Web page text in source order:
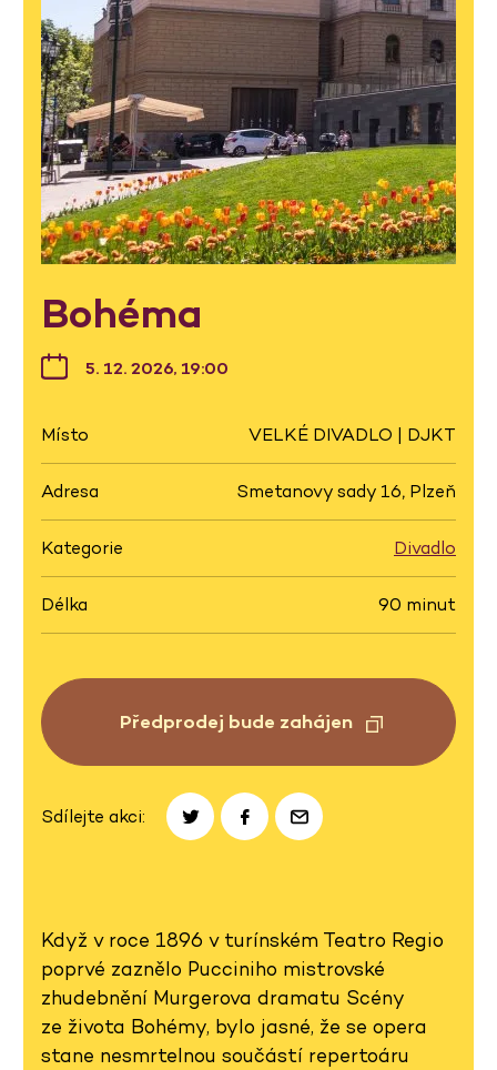
Bohéma
5. 12. 2026, 19:00
Místo VELKÉ DIVADLO | DJKT
Adresa Smetanovy sady 16, Plzeň
Kategorie Divadlo
Délka 90 minut
Předprodej bude zahájen
Sdílejte akci:
Když v roce 1896 v turínském Teatro Regio
poprvé zaznělo Pucciniho mistrovské
zhudebnění Murgerova dramatu Scény
ze života Bohémy, bylo jasné, že se opera
stane nesmrtelnou součástí repertoáru